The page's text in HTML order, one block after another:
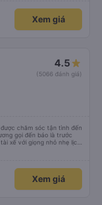
Xem giá
4.5
(5066 đánh giá)
chăm sóc tận tình đến
gọi đến báo là trước
xế với giọng nhỏ nhẹ lịch
nhưng anh tài xế vẫn
các xe khác mình từng
Xem giá